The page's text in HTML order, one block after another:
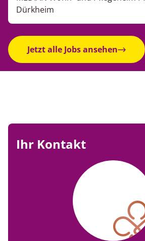
Dürkheim
Jetzt alle Jobs ansehen
Ihr Kontakt